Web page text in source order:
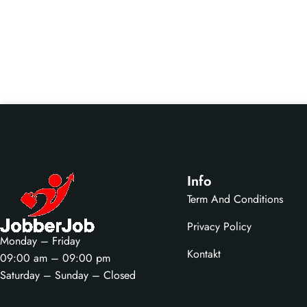
Monday – Friday
09:00 am – 09:00 pm
Saturday – Sunday – Closed
Info
Term And Conditions
Privacy Policy
Kontakt